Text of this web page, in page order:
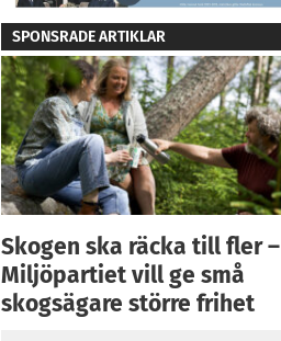
SPONSRADE ARTIKLAR
Skogen ska räcka till fler –
Miljöpartiet vill ge små
skogsägare större frihet